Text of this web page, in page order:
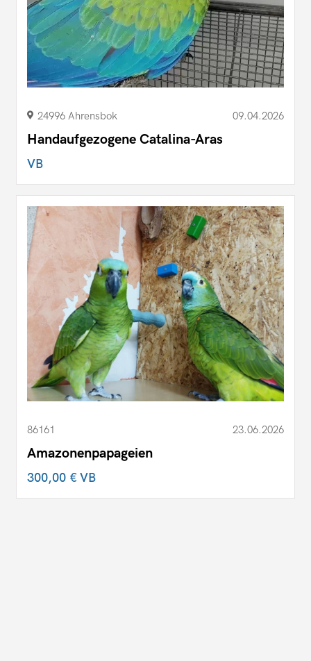
24996 Ahrensbok 09.04.2026
Handaufgezogene Catalina-Aras
VB
86161 23.06.2026
Amazonenpapageien
300,00 €VB